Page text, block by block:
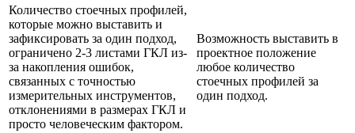
Количество стоечных профилей,
которые можно выставить и
зафиксировать за один подход,
ограничено 2-3 листами ГКЛ из-
за накопления ошибок,
связанных с точностью
измерительных инструментов,
отклонениями в размерах ГКЛ и
просто человеческим фактором.
Возможность выставить в
проектное положение
любое количество
стоечных профилей за
один подход.